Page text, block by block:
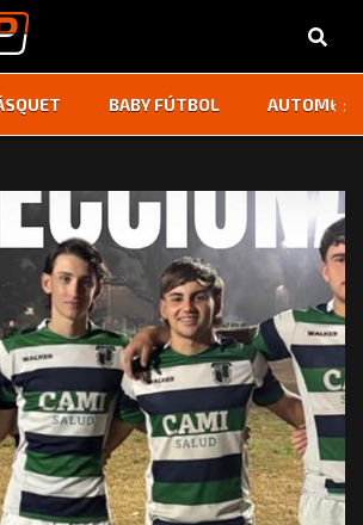
BABY FÚTBOL ‹ ›